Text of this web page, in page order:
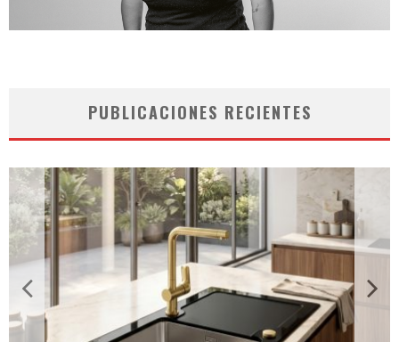
PUBLICACIONES RECIENTES